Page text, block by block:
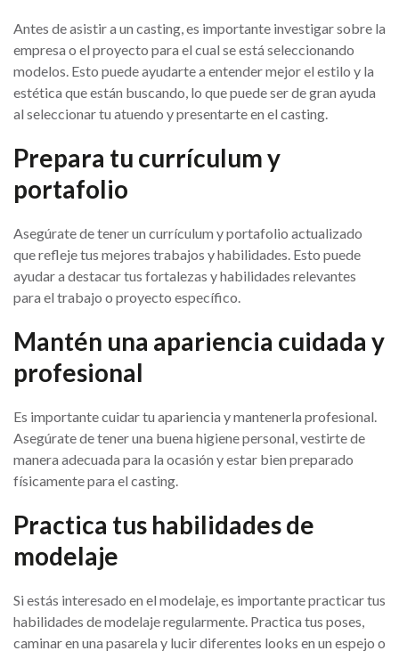
Antes de asistir a un casting, es importante investigar sobre la
empresa o el proyecto para el cual se está seleccionando
modelos. Esto puede ayudarte a entender mejor el estilo y la
estética que están buscando, lo que puede ser de gran ayuda
al seleccionar tu atuendo y presentarte en el casting.
Prepara tu currículum y
portafolio
Asegúrate de tener un currículum y portafolio actualizado
que refleje tus mejores trabajos y habilidades. Esto puede
ayudar a destacar tus fortalezas y habilidades relevantes
para el trabajo o proyecto específico.
Mantén una apariencia cuidada y
profesional
Es importante cuidar tu apariencia y mantenerla profesional.
Asegúrate de tener una buena higiene personal, vestirte de
manera adecuada para la ocasión y estar bien preparado
físicamente para el casting.
Practica tus habilidades de
modelaje
Si estás interesado en el modelaje, es importante practicar tus
habilidades de modelaje regularmente. Practica tus poses,
caminar en una pasarela y lucir diferentes looks en un espejo o